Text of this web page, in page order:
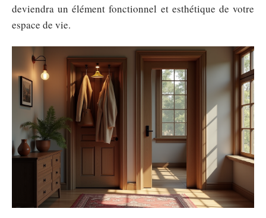
deviendra un élément fonctionnel et esthétique de votre
espace de vie.